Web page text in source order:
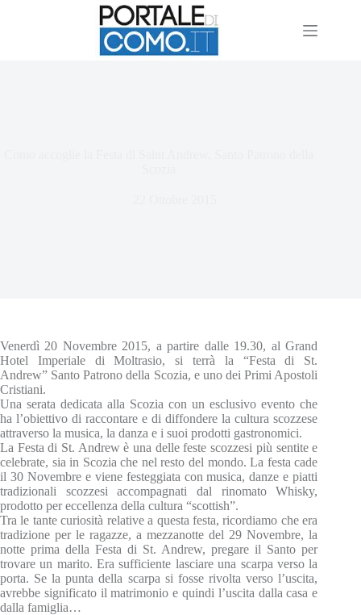
Venerdì 20 Novembre 2015, a partire dalle 19.30, al Grand
Hotel Imperiale di Moltrasio, si terrà la “Festa di St.
Andrew” Santo Patrono della Scozia, e uno dei Primi Apostoli
Cristiani.
Una serata dedicata alla Scozia con un esclusivo evento che
ha l’obiettivo di raccontare e di diffondere la cultura scozzese
attraverso la musica, la danza e i suoi prodotti gastronomici.
La Festa di St. Andrew è una delle feste scozzesi più sentite e
celebrate, sia in Scozia che nel resto del mondo. La festa cade
il 30 Novembre e viene festeggiata con musica, danze e piatti
tradizionali scozzesi accompagnati dal rinomato Whisky,
prodotto per eccellenza della cultura “scottish”.
Tra le tante curiosità relative a questa festa, ricordiamo che era
tradizione per le ragazze, a mezzanotte del 29 Novembre, la
notte prima della Festa di St. Andrew, pregare il Santo per
trovare un marito. Era sufficiente lasciare una scarpa verso la
porta. Se la punta della scarpa si fosse rivolta verso l’uscita,
avrebbe significato il matrimonio e quindi l’uscita dalla casa e
dalla famiglia…